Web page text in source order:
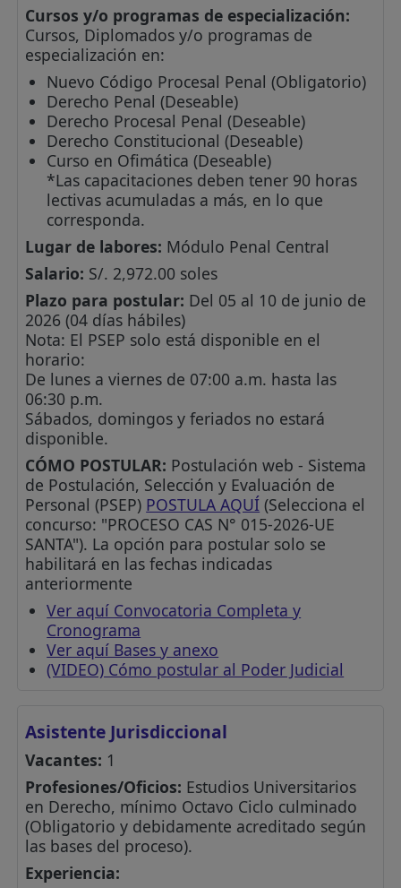
Cursos y/o programas de especialización:
Cursos, Diplomados y/o programas de
especialización en:
Nuevo Código Procesal Penal (Obligatorio)
Derecho Penal (Deseable)
Derecho Procesal Penal (Deseable)
Derecho Constitucional (Deseable)
Curso en Ofimática (Deseable)
*Las capacitaciones deben tener 90 horas
lectivas acumuladas a más, en lo que
corresponda.
Lugar de labores: Módulo Penal Central
Salario: S/. 2,972.00 soles
Plazo para postular: Del 05 al 10 de junio de
2026 (04 días hábiles)
Nota: El PSEP solo está disponible en el
horario:
De lunes a viernes de 07:00 a.m. hasta las
06:30 p.m.
Sábados, domingos y feriados no estará
disponible.
CÓMO POSTULAR: Postulación web - Sistema
de Postulación, Selección y Evaluación de
Personal (PSEP) POSTULA AQUÍ (Selecciona el
concurso: "PROCESO CAS N° 015-2026-UE
SANTA"). La opción para postular solo se
habilitará en las fechas indicadas
anteriormente
Ver aquí Convocatoria Completa y
Cronograma
Ver aquí Bases y anexo
(VIDEO) Cómo postular al Poder Judicial
Asistente Jurisdiccional
Vacantes: 1
Profesiones/Oficios: Estudios Universitarios
en Derecho, mínimo Octavo Ciclo culminado
(Obligatorio y debidamente acreditado según
las bases del proceso).
Experiencia: